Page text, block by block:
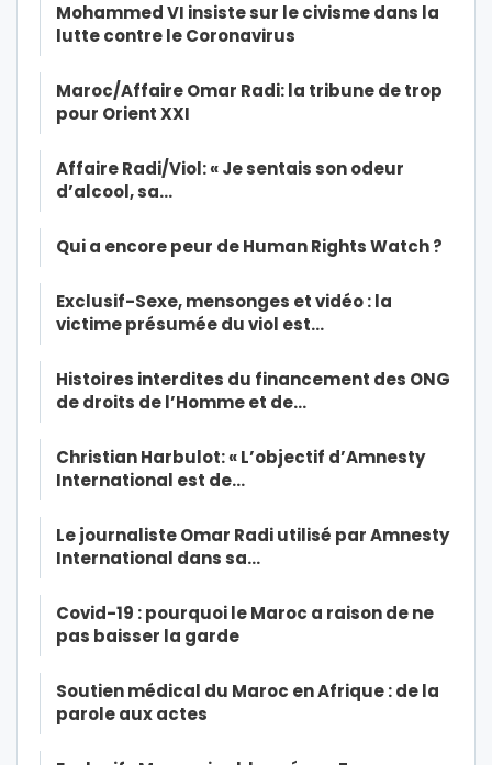
Mohammed VI insiste sur le civisme dans la
lutte contre le Coronavirus
Maroc/Affaire Omar Radi: la tribune de trop
pour Orient XXI
Affaire Radi/Viol: « Je sentais son odeur
d’alcool, sa…
Qui a encore peur de Human Rights Watch ?
Exclusif-Sexe, mensonges et vidéo : la
victime présumée du viol est…
Histoires interdites du financement des ONG
de droits de l’Homme et de…
Christian Harbulot: « L’objectif d’Amnesty
International est de…
Le journaliste Omar Radi utilisé par Amnesty
International dans sa…
Covid-19 : pourquoi le Maroc a raison de ne
pas baisser la garde
Soutien médical du Maroc en Afrique : de la
parole aux actes